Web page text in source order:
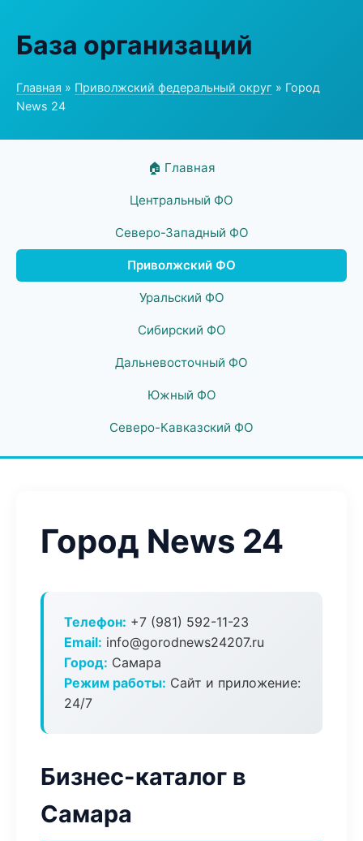
База организаций
Главная » Приволжский федеральный округ » Город
News 24
🏠 Главная
Центральный ФО
Северо-Западный ФО
Приволжский ФО
Уральский ФО
Сибирский ФО
Дальневосточный ФО
Южный ФО
Северо-Кавказский ФО
Город News 24
Телефон: +7 (981) 592-11-23
Email: info@gorodnews24207.ru
Город: Самара
Режим работы: Сайт и приложение:
24/7
Бизнес-каталог в
Самара